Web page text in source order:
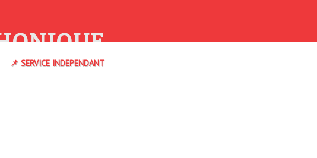
📌 SERVICE INDEPENDANT